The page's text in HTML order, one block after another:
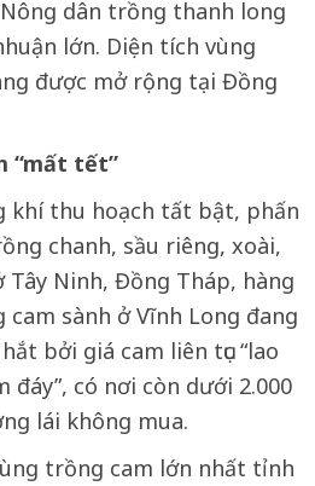
dân trồng thanh long
lớn. Diện tích vùng
được mở rộng tại Đồng
“mất tết”
khí thu hoạch tất bật, phấn
chanh, sầu riêng, xoài,
Tây Ninh, Đồng Tháp, hàng
sành ở Vĩnh Long đang
bởi giá cam liên tục “lao
đáy”, có nơi còn dưới 2.000
lái không mua.
trồng cam lớn nhất tỉnh